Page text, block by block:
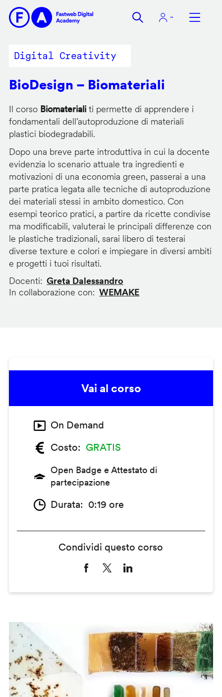
contenuto
Digital Creativity
BioDesign – Biomateriali
Il corso Biomaterialiti permette di apprendere i
fondamentali dell’autoproduzione di materiali
plastici biodegradabili.
Dopo una breve parte introduttiva in cui la docente
evidenzia lo scenario attuale tra ingredienti e
motivazioni di una economia green, passerai a una
parte pratica legata alle tecniche di autoproduzione
dei materiali stessi in ambito domestico. Con
esempi teorico pratici, a partire da ricette condivise
ma modificabili, valuterai le principali differenze con
le plastiche tradizionali, sarai libero di testerai
diverse texture e colori e impiegare in diversi ambiti
e progetti i tuoi risultati.
Docenti
Greta Dalessandro
In collaborazione con
WEMAKE
Vai al corso
On Demand
Costo
GRATIS
Open Badge e Attestato di
partecipazione
Durata 0:19 ore
Condividi questo corso